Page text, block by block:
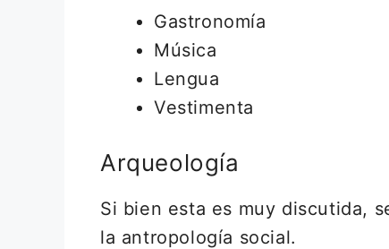
Gastronomía
Música
Lengua
Vestimenta
Arqueología
Si bien esta es muy discutida,
la antropología social.